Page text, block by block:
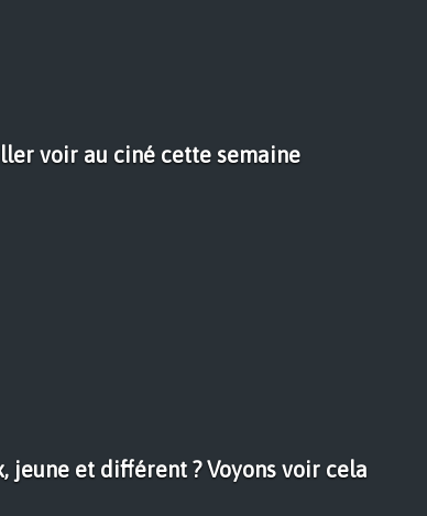
voir au ciné cette semaine
jeune et différent ? Voyons voir cela